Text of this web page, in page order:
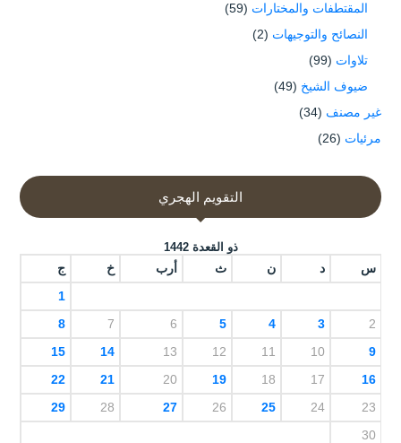
المقتطفات والمختارات (59)
النصائح والتوجيهات (2)
تلاوات (99)
ضيوف الشيخ (49)
غير مصنف (34)
مرئيات (26)
التقويم الهجري
ذو القعدة 1442
س د ن ث أرب خ ج
1
2
3
4
5
6
7
8
9
10
11
12
13
14
15
16
17
18
19
20
21
22
23
24
25
26
27
28
29
30